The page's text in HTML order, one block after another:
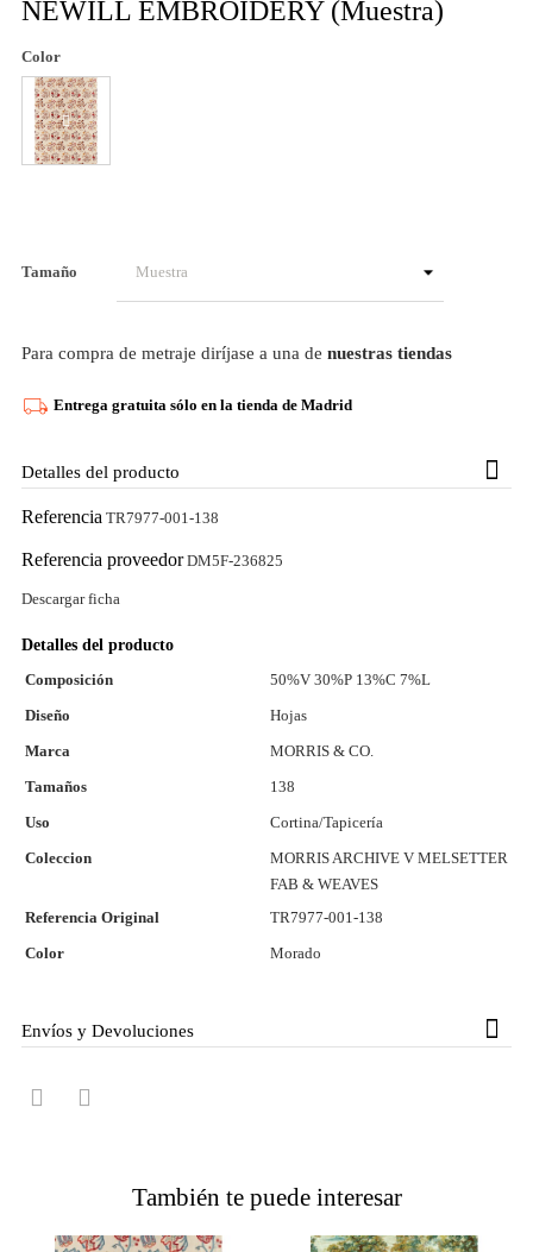
NEWILL EMBROIDERY (Muestra)
Color
Tamaño
Para compra de metraje diríjase a una de nuestras tiendas
Entrega gratuita sólo en la tienda de Madrid
Detalles del producto
Referencia TR7977-001-138
Referencia proveedor DM5F-236825
Descargar ficha
Detalles del producto
Composición
50%V 30%P 13%C 7%L
Diseño
Hojas
Marca
MORRIS & CO.
Tamaños
138
Uso
Cortina/Tapicería
Coleccion
MORRIS ARCHIVE V MELSETTER
FAB & WEAVES
Referencia Original
TR7977-001-138
Color
Morado
Envíos y Devoluciones
También te puede interesar